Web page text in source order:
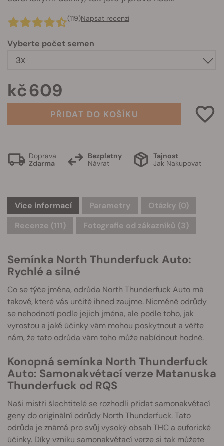
(119)Napsat recenzi
Vyberte počet semen
kč 609
PŘIDAT DO KOŠÍKU
Doprava
Zdarma
Bezplatny
Návrat
Tajnost
Jak Nakupovat
Více informací Parametry Otázky (0)
Recenze (111)
Fotografie od zákazníků (3)
Semínka North Thunderfuck Auto:
Rychlé a silné
Co se týče jména, odrůda North Thunderfuck Auto má
takové, které vás určitě ihned zaujme. Nicméně odrůdy
se nehodnotí podle jejich jména, ale podle toho, jak
vyrostou a jaké účinky vám mohou poskytnout a věřte
nám, že tato odrůda vám toho může nabídnout hodně.
Konopná semínka North Thunderfuck
Auto: Samonakvétací verze Matanuska
Thunderfuck od RQS
Naši mistři šlechtitelé se rozhodli přidat samonakvétací
geny do originální odrůdy North Thunderfuck. Tato
odrůda je známá pro svůj vysoký obsah THC a euforické
účinky. Díky vzniku samonakvétací verze si tak můžete